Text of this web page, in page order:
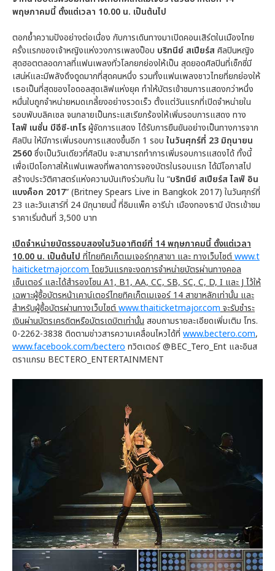
พฤษภาคมนี้ ตั้งแต่เวลา 10.00 น. เป็นต้นไป
ตอกย้ำความปังอย่างต่อเนื่อง กับการเดินทางมาเปิดคอนเสิร์ตในเมืองไทย
ครั้งแรกของเจ้าหญิงแห่งวงการเพลงป็อบ บริทนีย์ สเปียร์สศิลปินหญิง
สุดฮอตตลอดกาลที่แฟนเพลงทั่วโลกยกย่องให้เป็น สุดยอดศิลปินที่เซ็กซี่มี
เสน่ห์และมีพลังดึงดูดมากที่สุดคนหนึ่ง รวมทั้งแฟนเพลงชาวไทยที่ยกย่องให้
เธอเป็นที่สุดของไอดอลสุดเลิฟแห่งยุค ทำให้บัตรเข้าชมการแสดงกว่าหนึ่ง
หมื่นใบถูกจำหน่ายหมดเกลี้ยงอย่างรวดเร็ว ตั้งแต่วันแรกที่เปิดจำหน่ายใน
รอบพับบลิคเซล จนกลายเป็นกระแสเรียกร้องให้เพิ่มรอบการแสดง ทาง
ไลฟ์ เนชั่น บีอีซี-เทโรผู้จัดการแสดง ได้รับการยืนยันอย่างเป็นทางการจาก
ศิลปิน ให้มีการเพิ่มรอบการแสดงขึ้นอีก 1 รอบ ในวันศุกร์ที่ 23 มิถุนายน
2560ซึ่งเป็นวันเดียวที่ศิลปิน จะสามารถทำการเพิ่มรอบการแสดงได้ ทั้งนี้
เพื่อเปิดโอกาสให้แฟนเพลงที่พลาดการจองบัตรในรอบแรก ได้มีโอกาสไป
สร้างประวัติศาสตร์แห่งความบันเทิงร่วมกัน ใน “บริทนีย์ สเปียร์ส ไลฟ์ อิน
แบงค็อก 2017” (Britney Spears Live in Bangkok 2017) ในวันศุกร์ที่
23 และวันเสาร์ที่ 24 มิถุนายนนี้ ที่อิมแพ็ค อารีน่า เมืองทองธานี บัตรเข้าชม
ราคาเริ่มต้นที่ 3,500 บาท
เปิดจำหน่ายบัตรรอบสองในวันอาทิตย์ที่ 14 พฤษภาคมนี้ ตั้งแต่เวลา
10.00 น. เป็นต้นไป ที่ไทยทิคเก็ตเมเจอร์ทุกสาขา และ ทางเว็บไซต์www.t
haiticketmajor.com โดยวันแรกจะงดการจำหน่ายบัตรผ่านทางคอล
เซ็นเตอร์ และได้สำรองโซน A1, B1, AA, CC, SB, SC, C, D, I และ J ไว้ให้
เฉพาะผู้ซื้อบัตรหน้าเคาน์เตอร์ไทยทิคเก็ตเมเจอร์ 14 สาขาหลักเท่านั้น และ
สำหรับผู้ซื้อบัตรผ่านทางเว็บไซต์www.thaiticketmajor.com จะรับชำระ
เงินผ่านบัตรเครดิตหรือบัตรเดบิตเท่านั้น สอบถามรายละเอียดเพิ่มเติม โทร.
0-2262-3838 ติดตามข่าวสารความเคลื่อนไหวได้ที่ www.bectero.com,
www.facebook.com/bectero ทวิตเตอร์ @BEC_Tero_Ent และอินส
ตราแกรม BECTERO_ENTERTAINMENT